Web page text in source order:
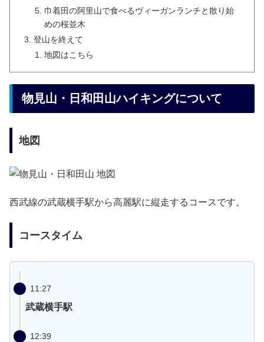
巾着田の阿里山で食べるヴィーガンランチと散り始
めの桜並木
登山を終えて
地図はこちら
物見山・日和田山ハイキングについて
地図
西武線の武蔵横手駅から高麗駅に縦走するコースです。
コースタイム
11:27
武蔵横手駅
12:39